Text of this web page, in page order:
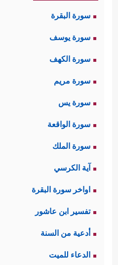
سورة البقرة
سورة يوسف
سورة الكهف
سورة مريم
سورة يس
سورة الواقعة
سورة الملك
آية الكرسي
اواخر سورة البقرة
تفسير ابن عاشور
أدعية من السنة
الدعاء للميت